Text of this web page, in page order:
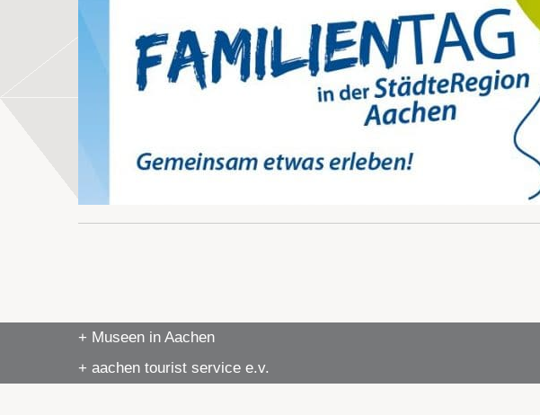
+ Museen in Aachen
+ aachen tourist service e.v.